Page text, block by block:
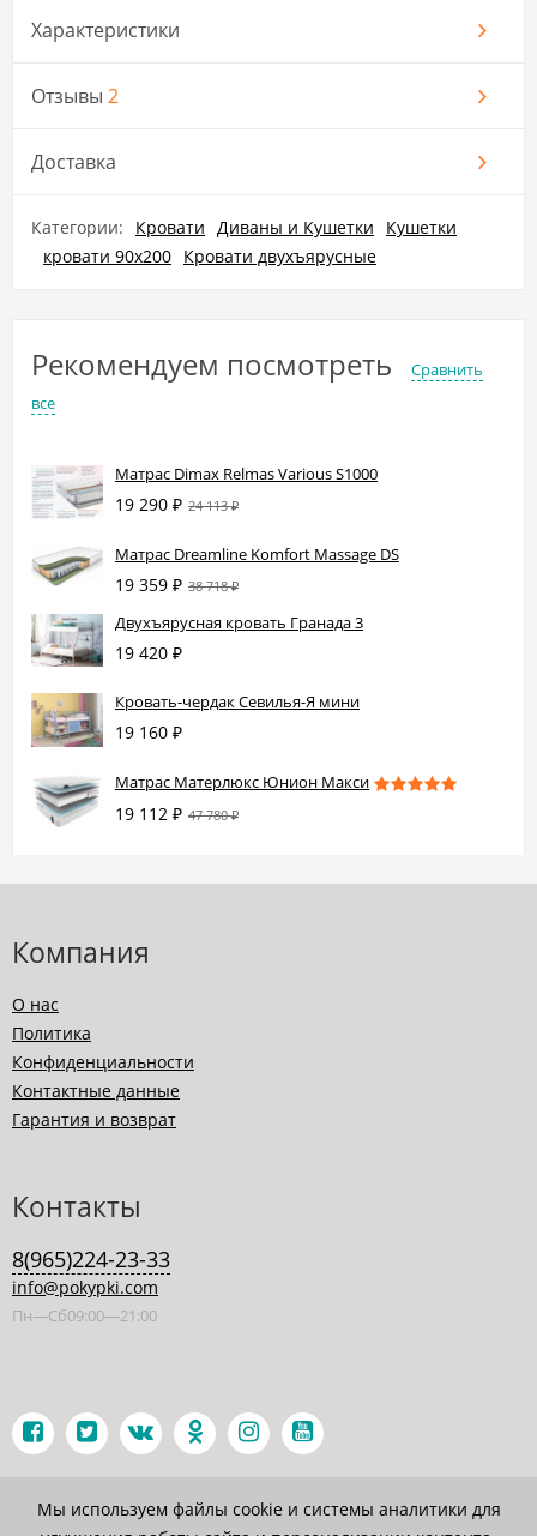
Характеристики
Отзывы 2
Доставка
Категории: Кровати Диваны и Кушетки
Кушетки
кровати 90x200 Кровати двухъярусные
Рекомендуем посмотреть
Сравнить
все
Матрас Dimax Relmas Various S1000
19 290 ₽ 24 113₽
Матрас Dreamline Komfort Massage DS
19 359 ₽ 38 718₽
Двухъярусная кровать Гранада 3
19 420 ₽
Кровать-чердак Севилья-Я мини
19 160 ₽
Матрас Матерлюкс Юнион Макси
19 112 ₽ 47 780₽
Компания
О нас
Политика
Конфиденциальности
Контактные данные
Гарантия и возврат
Контакты
8(965)224-23-33
info@pokypki.com
Пн—Сб09:00—21:00
Мы используем файлы cookie и системы аналитики для